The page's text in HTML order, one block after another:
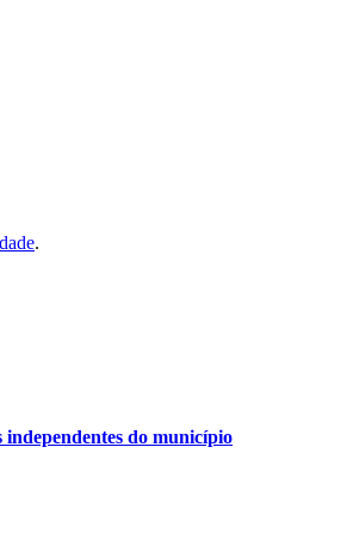
.
do município